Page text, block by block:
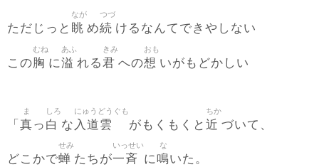
ただじっと 眺
なが
め続
つづ
けるなんてできやしない
この胸
むね
に溢
あふ
れる君
きみ
への想
おも
いがもどかしい
「 真
ま
っ 白
しろ
な 入道雲
にゅうどうぐも
がもくもくと 近
ちか
づいて、
どこかで蝉
せみ
たちが一斉
いっせい
に鳴
な
いた。